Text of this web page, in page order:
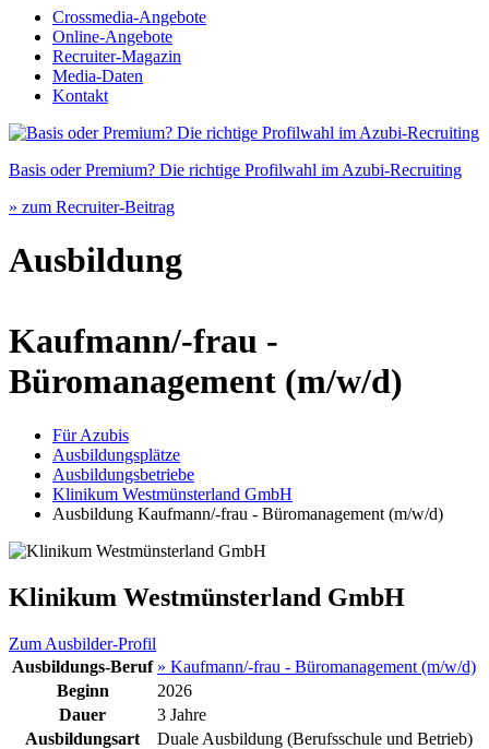
Crossmedia-Angebote
Online-Angebote
Recruiter-Magazin
Media-Daten
Kontakt
Basis oder Premium? Die richtige Profilwahl im Azubi-Recruiting
» zum Recruiter-Beitrag
Ausbildung
Kaufmann/-frau -
Büromanagement (m/w/d)
Für Azubis
Ausbildungsplätze
Ausbildungsbetriebe
Klinikum Westmünsterland GmbH
Ausbildung Kaufmann/-frau - Büromanagement (m/w/d)
Klinikum Westmünsterland GmbH
Zum Ausbilder-Profil
Ausbildungs-Beruf » Kaufmann/-frau - Büromanagement (m/w/d)
Beginn
2026
Dauer
3 Jahre
Ausbildungsart
Duale Ausbildung (Berufsschule und Betrieb)